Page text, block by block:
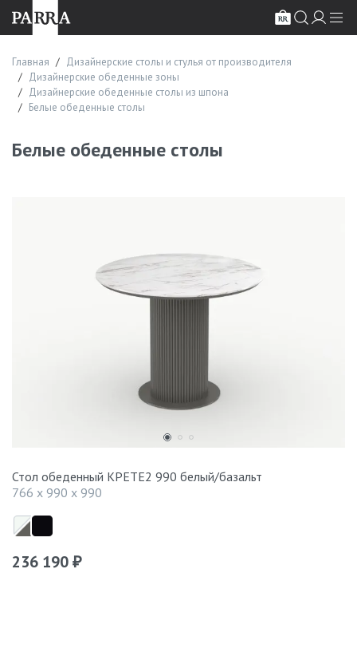
Главная
Дизайнерские столы и стулья от производителя
Дизайнерские обеденные зоны
Дизайнерские обеденные столы из шпона
Белые обеденные столы
Белые обеденные столы
Стол обеденный КРЕТЕ2 990 белый/базальт
766 x 990 x 990
236 190 ₽